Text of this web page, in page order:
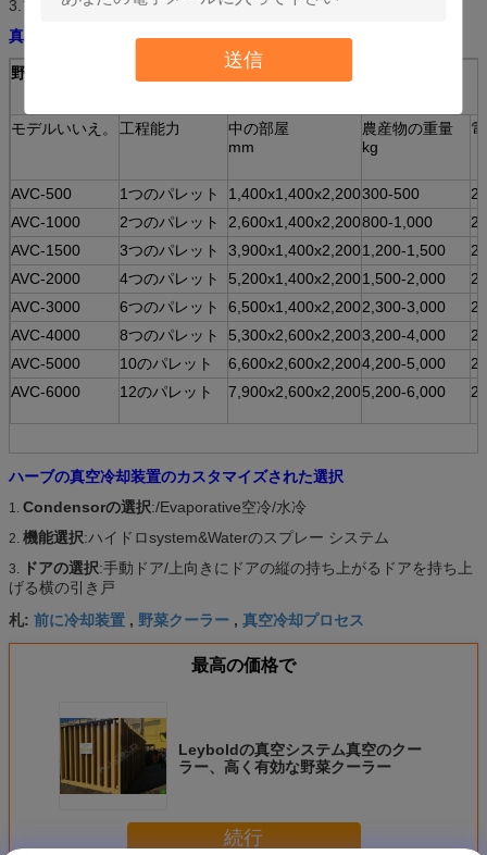
送信
3.フルーツ（果実/チェリー等）
真空冷却装置Models&Specifications
野菜/花/フルーツの真空冷却装置のModels&の指定
モデルいいえ。 工程能力
中の部屋
mm
農産物の重量
kg
AVC-500 1つのパレット 1,400x1,400x2,200300-500
AVC-1000
2つのパレット 2,600x1,400x2,200800-1,000
AVC-1500
3つのパレット 3,900x1,400x2,2001,200-1,500
AVC-2000
4つのパレット 5,200x1,400x2,2001,500-2,000
AVC-3000
6つのパレット 6,500x1,400x2,2002,300-3,000
AVC-4000
8つのパレット 5,300x2,600x2,2003,200-4,000
AVC-5000
10のパレット 6,600x2,600x2,2004,200-5,000
AVC-6000
12のパレット 7,900x2,600x2,2005,200-6,000
ハーブの真空冷却装置のカスタマイズされた選択
1. Condensorの選択:/Evaporative空冷/水冷
2. 機能選択:ハイドロsystem&Waterのスプレー システム
3. ドアの選択:手動ドア/上向きにドアの縦の持ち上がるドアを持ち上
げる横の引き戸
札: 前に冷却装置 , 野菜クーラー , 真空冷却プロセス
最高の価格で
Leyboldの真空システム真空のクー
ラー、高く有効な野菜クーラー
続行